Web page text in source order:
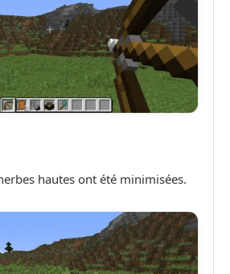
hautes ont été minimisées.